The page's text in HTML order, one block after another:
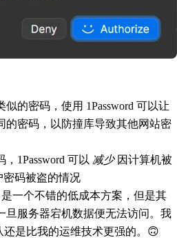
的密码，使用 1Password 可以让
的密码，以防撞库导致其他网站密
1Password 可以 减少因计算机被
密码被盗的情况
是一个不错的低成本方案，但是其
旦服务器宕机数据便无法访问。我
还是比我的运维技术更强的。🙃